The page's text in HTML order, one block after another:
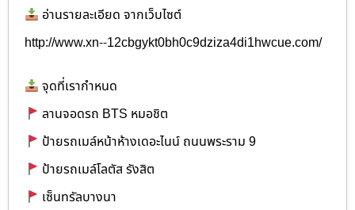
อ่านรายละเอียด จากเว็บไซต์
http://www.xn--12cbgykt0bh0c9dziza4di1hwcue.com/
จุดที่เรากำหนด
ลานจอดรถ BTS หมอชิต
ป้ายรถเมล์หน้าห้างเดอะไนน์ ถนนพระราม 9
ป้ายรถเมล์โลตัส รังสิต
เซ็นทรัลบางนา